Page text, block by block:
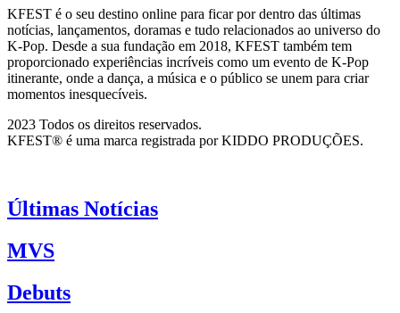
KFEST é o seu destino online para ficar por dentro das últimas
notícias, lançamentos, doramas e tudo relacionados ao universo do
K-Pop. Desde a sua fundação em 2018, KFEST também tem
proporcionado experiências incríveis como um evento de K-Pop
itinerante, onde a dança, a música e o público se unem para criar
momentos inesquecíveis.
2023 Todos os direitos reservados.
KFEST® é uma marca registrada por KIDDO PRODUÇÕES.
Últimas Notícias
MVS
Debuts